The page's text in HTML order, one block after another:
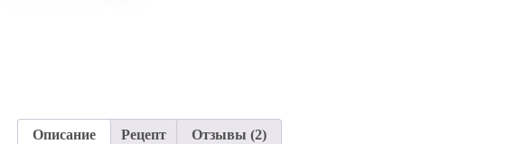
Описание Рецепт Отзывы (2)